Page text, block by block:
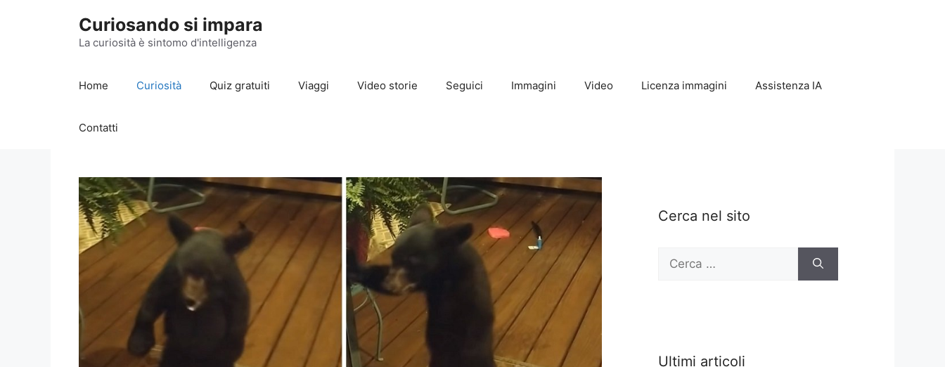
Curiosando si impara
La curiosità è sintomo d'intelligenza
Home Curiosità Quiz gratuiti Viaggi Video storie Seguici Immagini Video Licenza immagini Assistenza IA
Contatti
Cerca nel sito
Ricerca
Ultimi articoli